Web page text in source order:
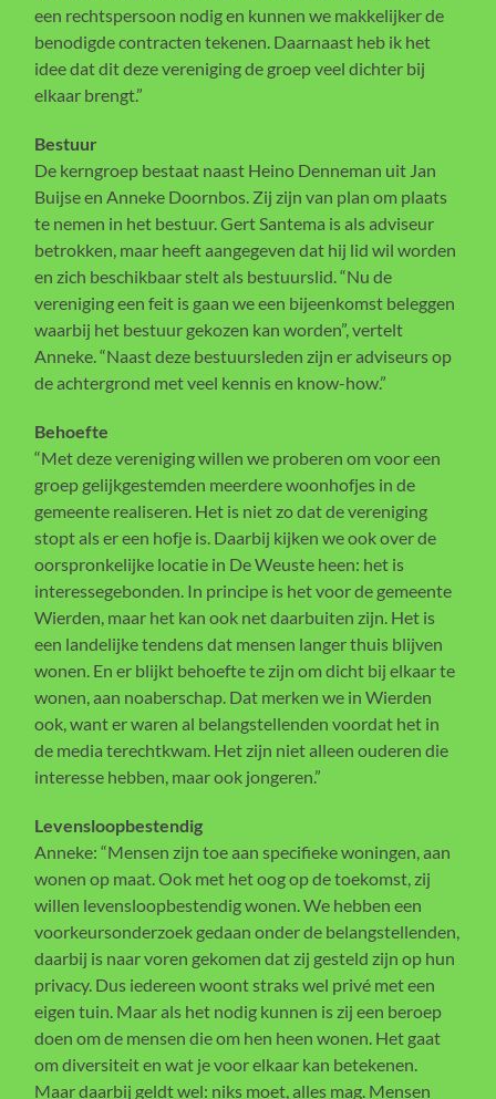
een rechtspersoon nodig en kunnen we makkelijker de
benodigde contracten tekenen. Daarnaast heb ik het
idee dat dit deze vereniging de groep veel dichter bij
elkaar brengt.”
Bestuur
De kerngroep bestaat naast Heino Denneman uit Jan
Buijse en Anneke Doornbos. Zij zijn van plan om plaats
te nemen in het bestuur. Gert Santema is als adviseur
betrokken, maar heeft aangegeven dat hij lid wil worden
en zich beschikbaar stelt als bestuurslid. “Nu de
vereniging een feit is gaan we een bijeenkomst beleggen
waarbij het bestuur gekozen kan worden”, vertelt
Anneke. “Naast deze bestuursleden zijn er adviseurs op
de achtergrond met veel kennis en know-how.”
Behoefte
“Met deze vereniging willen we proberen om voor een
groep gelijkgestemden meerdere woonhofjes in de
gemeente realiseren. Het is niet zo dat de vereniging
stopt als er een hofje is. Daarbij kijken we ook over de
oorspronkelijke locatie in De Weuste heen: het is
interessegebonden. In principe is het voor de gemeente
Wierden, maar het kan ook net daarbuiten zijn. Het is
een landelijke tendens dat mensen langer thuis blijven
wonen. En er blijkt behoefte te zijn om dicht bij elkaar te
wonen, aan noaberschap. Dat merken we in Wierden
ook, want er waren al belangstellenden voordat het in
de media terechtkwam. Het zijn niet alleen ouderen die
interesse hebben, maar ook jongeren.”
Levensloopbestendig
Anneke: “Mensen zijn toe aan specifieke woningen, aan
wonen op maat. Ook met het oog op de toekomst, zij
willen levensloopbestendig wonen. We hebben een
voorkeursonderzoek gedaan onder de belangstellenden,
daarbij is naar voren gekomen dat zij gesteld zijn op hun
privacy. Dus iedereen woont straks wel privé met een
eigen tuin. Maar als het nodig kunnen is zij een beroep
doen om de mensen die om hen heen wonen. Het gaat
om diversiteit en wat je voor elkaar kan betekenen.
Maar daarbij geldt wel: niks moet, alles mag. Mensen